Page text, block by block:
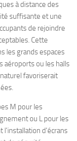
à distance des
suffisante et une
de rejoindre
Cette
les grands espaces
aéroports ou les halls
favoriserait
M pour les
ou L pour les
l'installation d'écrans